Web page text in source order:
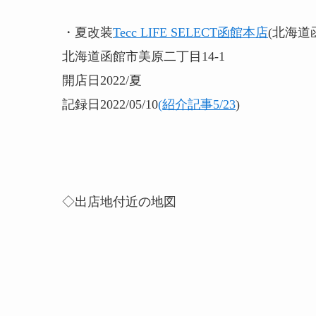
・夏改装Tecc LIFE SELECT函館本店(北海道
北海道函館市美原二丁目14-1
開店日2022/夏
記録日2022/05/10(紹介記事5/23)
◇出店地付近の地図